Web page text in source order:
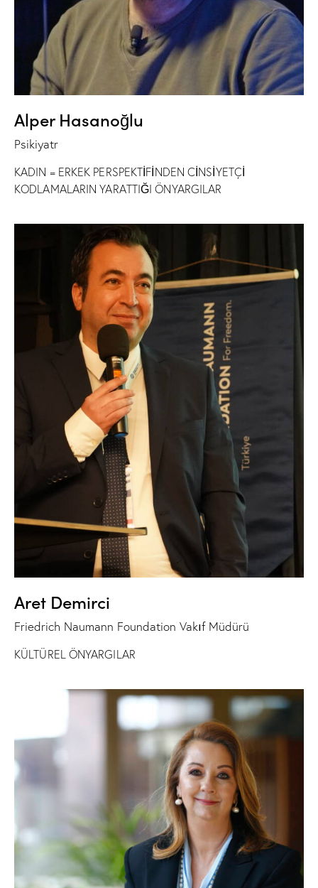
Alper Hasanoğlu
Psikiyatr
KADIN = ERKEK PERSPEKTİFİNDEN CİNSİYETÇİ
KODLAMALARIN YARATTIĞI ÖNYARGILAR
Aret Demirci
Friedrich Naumann Foundation Vakıf Müdürü
KÜLTÜREL ÖNYARGILAR